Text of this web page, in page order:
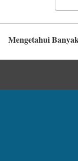
Mengetahui